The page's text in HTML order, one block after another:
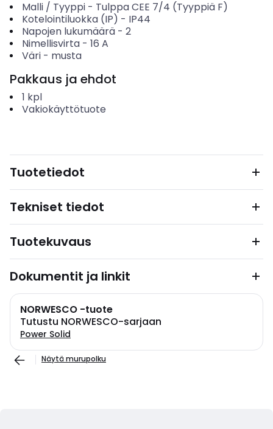
Malli / Tyyppi- Tulppa CEE 7/4 (Tyyppiä F)
Kotelointiluokka (IP) - IP44
Napojen lukumäärä- 2
Nimellisvirta- 16 A
Väri- musta
Pakkaus ja ehdot
1 kpl
Vakiokäyttötuote
Tuotetiedot
Tekniset tiedot
Tuotekuvaus
Dokumentit ja linkit
NORWESCO -tuote
Tutustu NORWESCO-sarjaan
Power Solid
Näytä murupolku